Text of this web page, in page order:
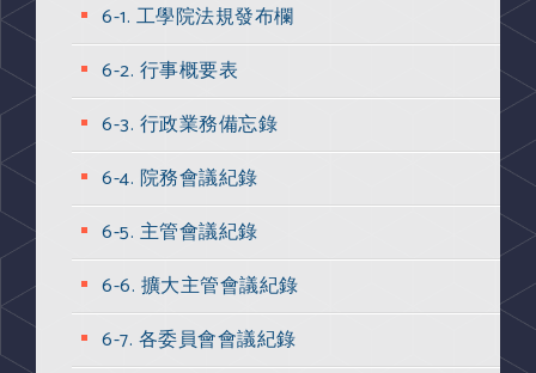
6-1. 工學院法規發布欄
6-2. 行事概要表
6-3. 行政業務備忘錄
6-4. 院務會議紀錄
6-5. 主管會議紀錄
6-6. 擴大主管會議紀錄
6-7. 各委員會會議紀錄